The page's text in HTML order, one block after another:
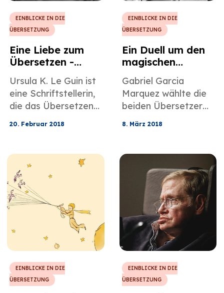
bewältigen.
EINBLICKE IN DIE
ÜBERSETZUNG
Eine Liebe zum
Übersetzen -
Ursula K. Le Guin
Ursula K. Le Guin ist
eine Schriftstellerin,
die das Übersetzen
Romane geschrieben
hat.
20. Februar 2018
EINBLICKE IN DIE
ÜBERSETZUNG
Ein Duell um den
magischen
Realismus: Die
Übersetzung von
Gabriel Garcia
Marquez
Gabriel Garcia
Marquez wählte die
beiden Übersetzer
selbst aus und stellte
ihnen einen kreativen
Raum zur Verfügung,
um die Seele seiner
Arbeit ins Englische
zu übertragen.
8. März 2018
EINBLICKE IN DIE
ÜBERSETZUNG
EINBLICKE IN DIE
ÜBERSETZUNG